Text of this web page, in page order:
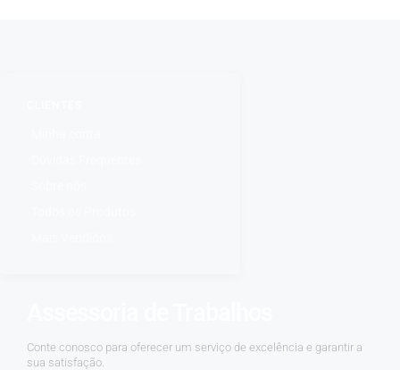
Conte conosco para oferecer um serviço de excelência e garantir a
sua satisfação.